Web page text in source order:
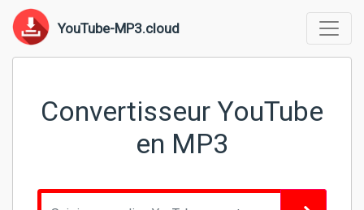
YouTube-MP3.cloud
Convertisseur YouTube
en MP3